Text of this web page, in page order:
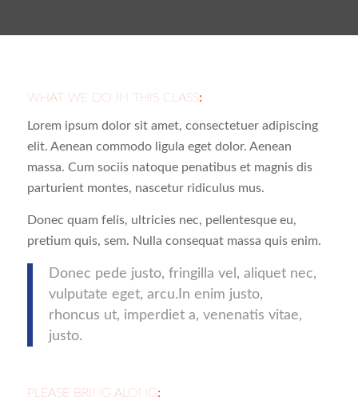
WHAT WE DO IN THIS CLASS:
Lorem ipsum dolor sit amet, consectetuer adipiscing
elit. Aenean commodo ligula eget dolor. Aenean
massa. Cum sociis natoque penatibus et magnis dis
parturient montes, nascetur ridiculus mus.
Donec quam felis, ultricies nec, pellentesque eu,
pretium quis, sem. Nulla consequat massa quis enim.
Donec pede justo, fringilla vel, aliquet nec,
vulputate eget, arcu.In enim justo,
rhoncus ut, imperdiet a, venenatis vitae,
justo.
PLEASE BRING ALONG: